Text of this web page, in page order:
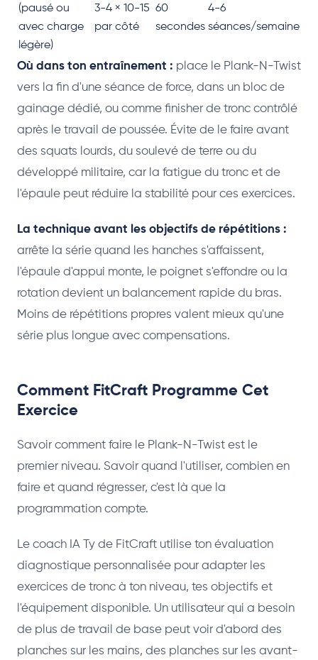
(pausé ou
avec charge
légère)
3-4 × 10-15
par côté
60
secondes
4-6
séances/semaine
Où dans ton entraînement : place le Plank-N-Twist
vers la fin d'une séance de force, dans un bloc de
gainage dédié, ou comme finisher de tronc contrôlé
après le travail de poussée. Évite de le faire avant
des squats lourds, du soulevé de terre ou du
développé militaire, car la fatigue du tronc et de
l'épaule peut réduire la stabilité pour ces exercices.
La technique avant les objectifs de répétitions :
arrête la série quand les hanches s'affaissent,
l'épaule d'appui monte, le poignet s'effondre ou la
rotation devient un balancement rapide du bras.
Moins de répétitions propres valent mieux qu'une
série plus longue avec compensations.
Comment FitCraft Programme Cet
Exercice
Savoir comment faire le Plank-N-Twist est le
premier niveau. Savoir quand l'utiliser, combien en
faire et quand régresser, c'est là que la
programmation compte.
Le coach IA Ty de FitCraft utilise ton évaluation
diagnostique personnalisée pour adapter les
exercices de tronc à ton niveau, tes objectifs et
l'équipement disponible. Un utilisateur qui a besoin
de plus de travail de base peut voir d'abord des
planches sur les mains, des planches sur les avant-